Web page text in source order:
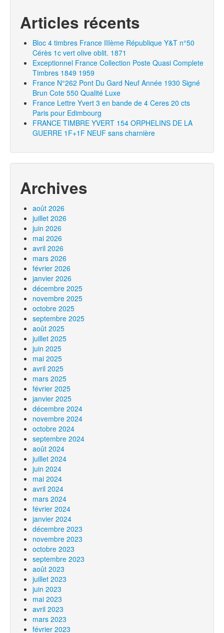
Articles récents
Bloc 4 timbres France IIIème République Y&T n°50
Cérès 1c vert olive oblit. 1871
Exceptionnel France Collection Poste Quasi Complete
Timbres 1849 1959
France N°262 Pont Du Gard Neuf Année 1930 Signé
Brun Cote 550 Qualité Luxe
France Lettre Yvert 3 en bande de 4 Ceres 20 cts
Paris pour Edimbourg
FRANCE TIMBRE YVERT 154 ORPHELINS DE LA
GUERRE 1F+1F NEUF sans charnière
Archives
août 2026
juillet 2026
juin 2026
mai 2026
avril 2026
mars 2026
février 2026
janvier 2026
décembre 2025
novembre 2025
octobre 2025
septembre 2025
août 2025
juillet 2025
juin 2025
mai 2025
avril 2025
mars 2025
février 2025
janvier 2025
décembre 2024
novembre 2024
octobre 2024
septembre 2024
août 2024
juillet 2024
juin 2024
mai 2024
avril 2024
mars 2024
février 2024
janvier 2024
décembre 2023
novembre 2023
octobre 2023
septembre 2023
août 2023
juillet 2023
juin 2023
mai 2023
avril 2023
mars 2023
février 2023